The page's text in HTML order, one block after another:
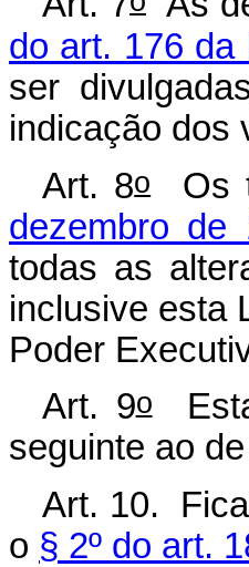
do art. 176 da
ser
indicação dos
Art. 8oOs
dezembro de
todas as
inclusive esta
Poder
Art. 9oEsta
seguinte ao
Art. 10.
o § 2º do art.